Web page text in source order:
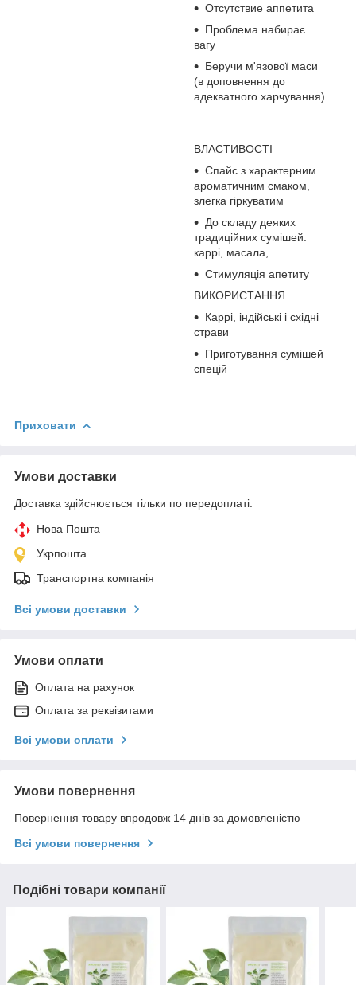
Отсутствие аппетита
Проблема набирає
вагу
Беручи м'язової маси
(в доповнення до
адекватного харчування)
ВЛАСТИВОСТІ
Спайс з характерним
ароматичним смаком,
злегка гіркуватим
До складу деяких
традиційних сумішей:
каррі, масала, .
Стимуляція апетиту
ВИКОРИСТАННЯ
Каррі, індійські і східні
страви
Приготування сумішей
спецій
Приховати
Умови доставки
Доставка здійснюється тільки по передоплаті.
Нова Пошта
Укрпошта
Транспортна компанія
Всі умови доставки
Умови оплати
Оплата на рахунок
Оплата за реквізитами
Всі умови оплати
Умови повернення
Повернення товару впродовж 14 днів за домовленістю
Всі умови повернення
Подібні товари компанії